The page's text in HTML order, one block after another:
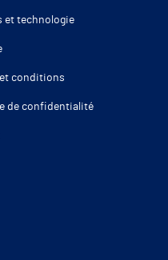
et technologie
et conditions
de confidentialité